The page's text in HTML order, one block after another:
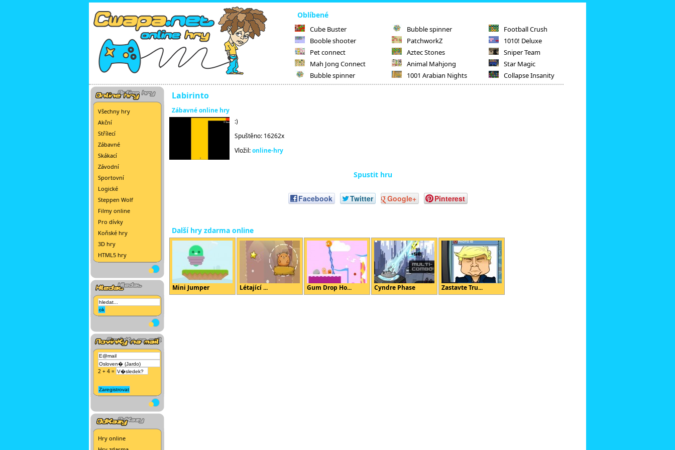
Oblíbené
Cube Buster
Booble shooter
Pet connect
Mah Jong Connect
Bubble spinner
Bubble spinner
PatchworkZ
Aztec Stones
Animal Mahjong
1001 Arabian Nights
Football Crush
1010! Deluxe
Sniper Team
Star Magic
Collapse Insanity
Všechny hry
Akční
Střílecí
Zábavné
Skákací
Závodní
Sportovní
Logické
Steppen Wolf
Filmy online
Pro dívky
Koňské hry
3D hry
HTML5 hry
2 + 4 =
Hry online
Labirinto
Zábavné online hry
:)
Spuštěno: 16262x
Vložil:online-hry
Spustit hru
Facebook Twitter Google+ Pinterest
Další hry zdarma online
Mini Jumper Létající ... Gum Drop Ho... Cyndre Phase Zastavte Tru...